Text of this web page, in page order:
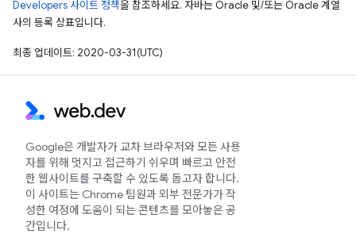
Developers 사이트 정책을 참조하세요. 자바는 Oracle 및/또는 Oracle 계열
사의 등록 상표입니다.
최종 업데이트: 2020-03-31(UTC)
Google은 개발자가 교차 브라우저와 모든 사용
자를 위해 멋지고 접근하기 쉬우며 빠르고 안전
한 웹사이트를 구축할 수 있도록 돕고자 합니다.
이 사이트는 Chrome 팀원과 외부 전문가가 작
성한 여정에 도움이 되는 콘텐츠를 모아놓은 공
간입니다.